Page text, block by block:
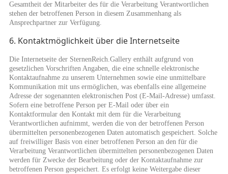
Gesamtheit der Mitarbeiter des für die Verarbeitung Verantwortlichen
stehen der betroffenen Person in diesem Zusammenhang als
Ansprechpartner zur Verfügung.
6. Kontaktmöglichkeit über die Internetseite
Die Internetseite der SternenReich.Gallery enthält aufgrund von
gesetzlichen Vorschriften Angaben, die eine schnelle elektronische
Kontaktaufnahme zu unserem Unternehmen sowie eine unmittelbare
Kommunikation mit uns ermöglichen, was ebenfalls eine allgemeine
Adresse der sogenannten elektronischen Post (E-Mail-Adresse) umfasst.
Sofern eine betroffene Person per E-Mail oder über ein
Kontaktformular den Kontakt mit dem für die Verarbeitung
Verantwortlichen aufnimmt, werden die von der betroffenen Person
übermittelten personenbezogenen Daten automatisch gespeichert. Solche
auf freiwilliger Basis von einer betroffenen Person an den für die
Verarbeitung Verantwortlichen übermittelten personenbezogenen Daten
werden für Zwecke der Bearbeitung oder der Kontaktaufnahme zur
betroffenen Person gespeichert. Es erfolgt keine Weitergabe dieser